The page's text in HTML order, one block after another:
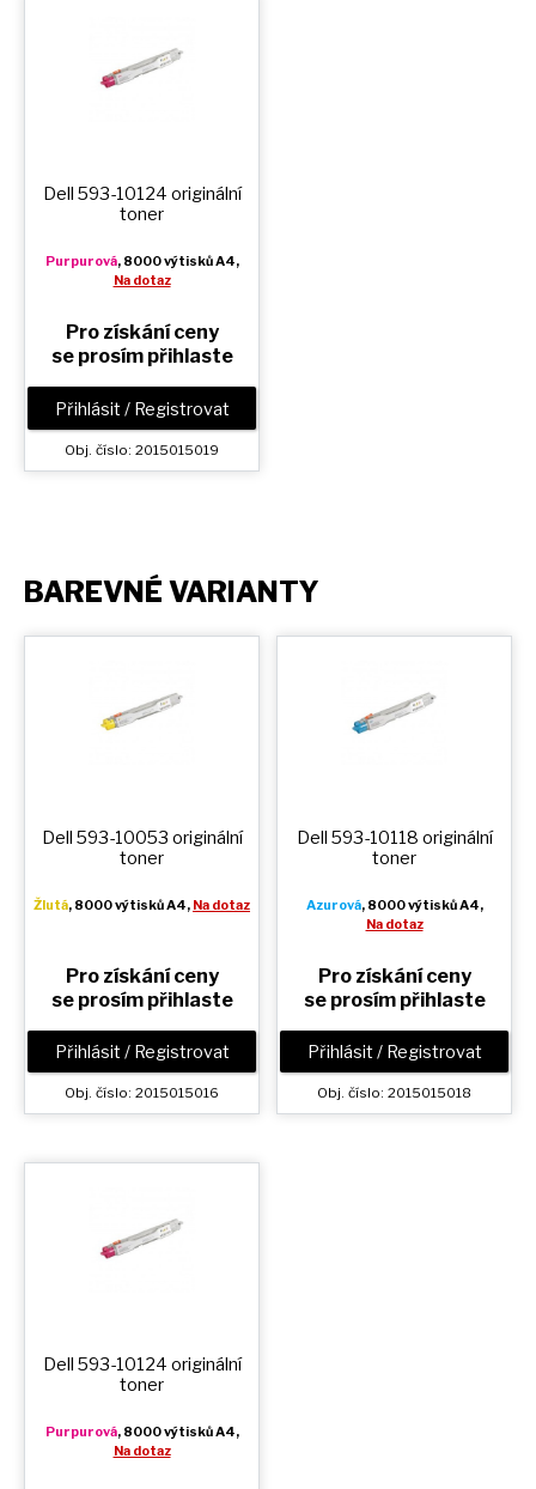
Dell 593-10124 originální
toner
Purpurová, 8000 výtisků A4,
Na dotaz
Pro získání ceny
se prosím přihlaste
Přihlásit / Registrovat
Obj. číslo: 2015015019
BAREVNÉ VARIANTY
Dell 593-10053 originální
toner
Žlutá, 8000 výtisků A4, Na dotaz
Pro získání ceny
se prosím přihlaste
Přihlásit / Registrovat
Obj. číslo: 2015015016
Dell 593-10118 originální
toner
Azurová, 8000 výtisků A4,
Na dotaz
Pro získání ceny
se prosím přihlaste
Přihlásit / Registrovat
Obj. číslo: 2015015018
Dell 593-10124 originální
toner
Purpurová, 8000 výtisků A4,
Na dotaz